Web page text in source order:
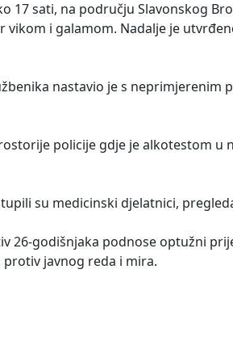
17 sati, na području Slavonskog
vikom i galamom. Nadalje je
nastavio je s neprimjerenim
policije gdje je alkotestom
su medicinski djelatnici,
26-godišnjaka podnose optužni
javnog reda i mira.